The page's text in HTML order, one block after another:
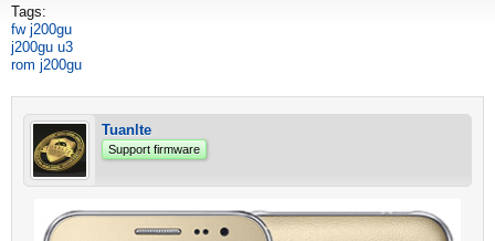
Tags:
fw j200gu
j200gu u3
rom j200gu
Tuanlte
Support firmware